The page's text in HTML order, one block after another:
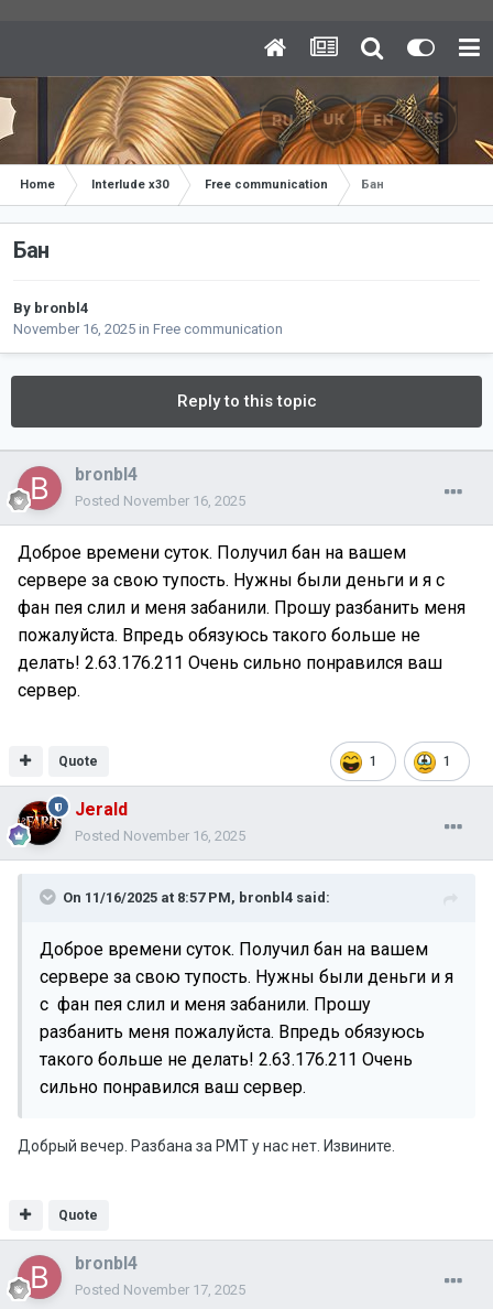
Home Interlude x30 Free communication Бан
Бан
By bronbl4
November 16, 2025 in Free communication
Reply to this topic
bronbl4
Posted November 16, 2025
Доброе времени суток. Получил бан на вашем
сервере за свою тупость. Нужны были деньги и я с
фан пея слил и меня забанили. Прошу разбанить меня
пожалуйста. Впредь обязуюсь такого больше не
делать! 2.63.176.211 Очень сильно понравился ваш
сервер.
1 1
Quote
Jerald
Posted November 16, 2025
On 11/16/2025 at 8:57 PM, bronbl4 said:
Доброе времени суток. Получил бан на вашем
сервере за свою тупость. Нужны были деньги и я
с фан пея слил и меня забанили. Прошу
разбанить меня пожалуйста. Впредь обязуюсь
такого больше не делать! 2.63.176.211 Очень
сильно понравился ваш сервер.
Добрый вечер. Разбана за РМТ у нас нет. Извините.
Quote
bronbl4
Posted November 17, 2025